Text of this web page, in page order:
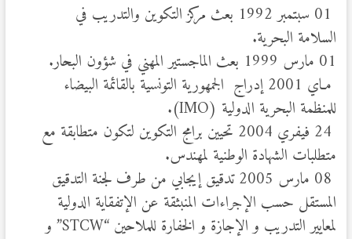
01 سبتمبر 1992 بعث مركز التكوين والتدريب في
السلامة البحرية.
01 مارس 1999 بعث الماجستير المهني في شؤون البحار.
مـاي 2001 إدراج الجمهورية التونسية بالقائمة البيضاء
للمنظمة البحرية الدولية (IMO).
24 فيفري 2004 تحيين برامج التكوين لتكون متطابقة مع
متطلبات الشهادة الوطنية لمهندس.
08 مارس 2005 تدقيق إيجابي من طرف لجنة التدقيق
المستقل حسب الإجراءات المنبثقة عن الإتفقاية الدولية
لمعايير التدريب و الإجازة و الخفارة للملاحين “STCW” و